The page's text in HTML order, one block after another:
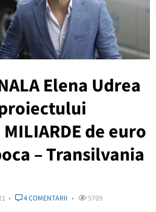
Elena Udrea
de euro
– Transilvania
4 COMENTARII 5709